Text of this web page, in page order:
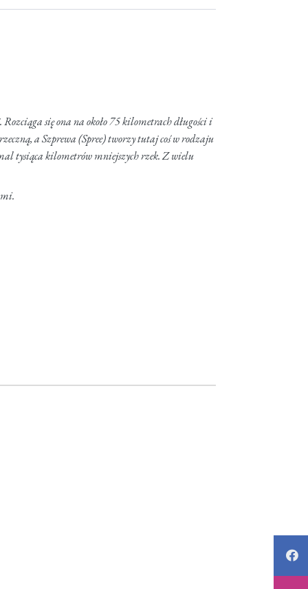
się ona na około 75 kilometrach długości i
a Szprewa (Spree) tworzy tutaj coś w rodzaju
tysiąca kilometrów mniejszych rzek. Z wielu